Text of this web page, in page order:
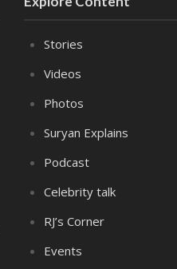
Stories
Videos
Photos
Suryan Explains
Podcast
Celebrity talk
RJ’s Corner
Events